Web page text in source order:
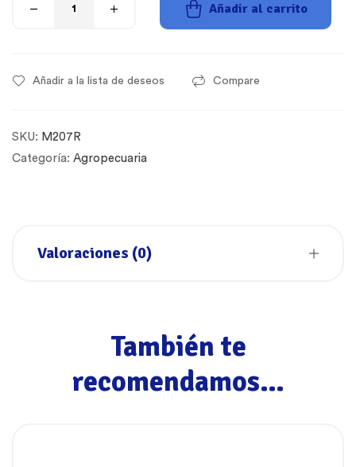
Añadir al carrito
Añadir a la lista de deseos Compare
SKU: M207R
Categoría: Agropecuaria
Valoraciones (0)
También te
recomendamos…